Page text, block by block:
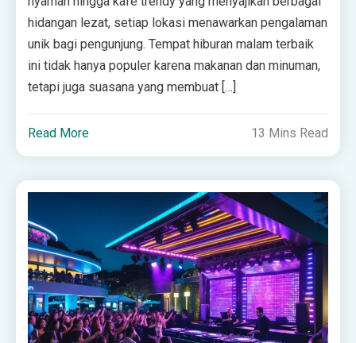
hidangan lezat, setiap lokasi menawarkan pengalaman
unik bagi pengunjung. Tempat hiburan malam terbaik
ini tidak hanya populer karena makanan dan minuman,
tetapi juga suasana yang membuat […]
Read More 13 Mins Read